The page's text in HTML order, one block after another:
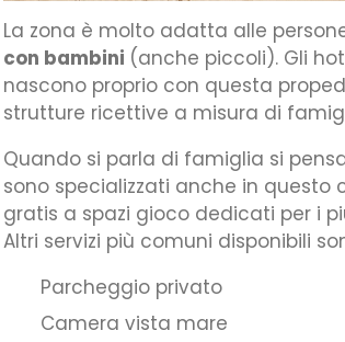
La zona è molto adatta alle
con bambini (anche piccoli). Gli
nascono proprio con questa
strutture ricettive a misura di
Quando si parla di famiglia si
sono specializzati anche in
gratis a spazi gioco dedicati per i
Altri servizi più comuni disponibili
Parcheggio privato
Camera vista mare